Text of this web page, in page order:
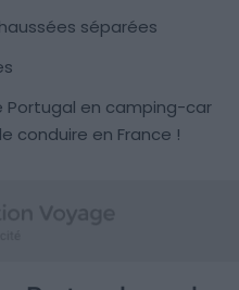
séparées
Portugal en camping-car
conduire en France !